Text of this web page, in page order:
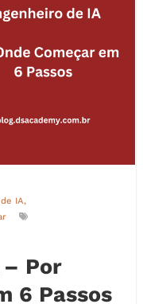
IA
– Por
6 Passos